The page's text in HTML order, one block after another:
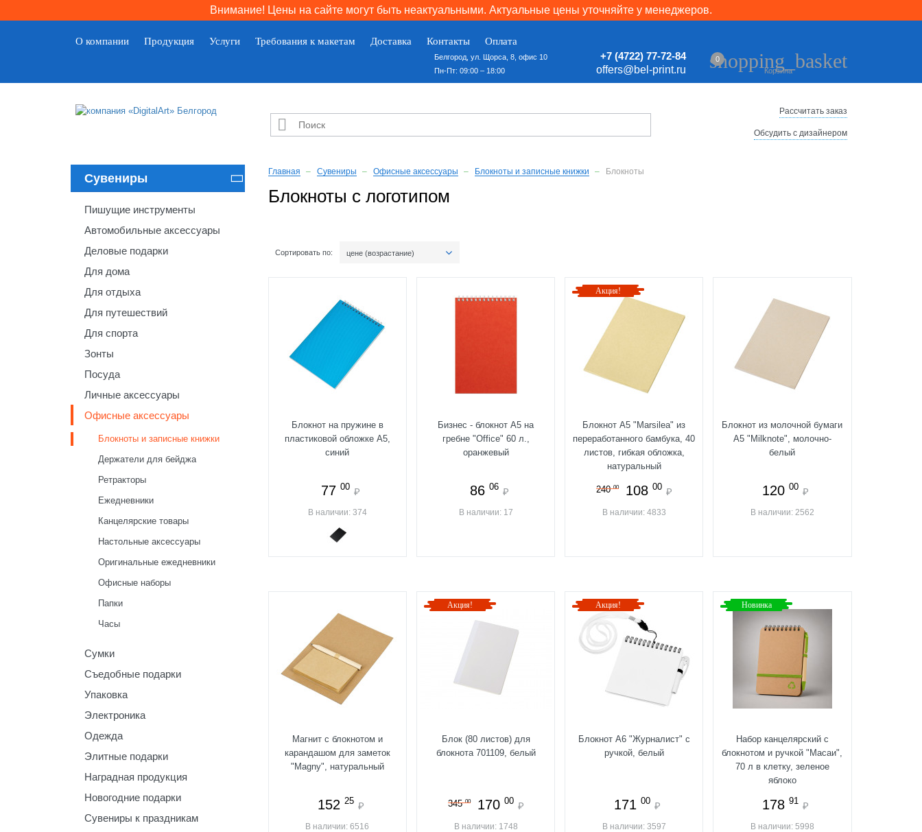
Внимание! Цены на сайте могут быть неактуальными. Актуальные цены уточняйте у менеджеров.
О компании Продукция Услуги Требования к макетам Доставка Контакты Оплата
Белгород, ул. Щорса, 8, офис 10
Пн-Пт: 09:00 – 18:00
+7 (4722) 77-72-84
offers@bel-print.ru
shopping_basket
Корзина
0

Рассчитать заказ
Обсудить с дизайнером
Сувениры 
Пишущие инструменты
Автомобильные аксессуары
Деловые подарки
Для дома
Для отдыха
Для путешествий
Для спорта
Зонты
Посуда
Личные аксессуары
Офисные аксессуары
Блокноты и записные книжки
Держатели для бейджа
Ретракторы
Ежедневники
Канцелярские товары
Настольные аксессуары
Оригинальные ежедневники
Офисные наборы
Папки
Часы
Сумки
Съедобные подарки
Упаковка
Электроника
Одежда
Элитные подарки
Наградная продукция
Новогодние подарки
Сувениры к праздникам
Главная Сувениры Офисные аксессуары Блокноты и записные книжки Блокноты
Блокноты с логотипом
Сортировать по: цене (возрастание)
Блокнот на пружине в
пластиковой обложке А5,
синий
77 00 ₽
В наличии: 374
Бизнес - блокнот А5 на
гребне "Office" 60 л.,
оранжевый
86 06 ₽
В наличии: 17
Акция!
Блокнот А5 "Marsilea" из
переработанного бамбука, 40
листов, гибкая обложка,
натуральный
240 00 108 00 ₽
В наличии: 4833
Блокнот из молочной бумаги
A5 "Milknote", молочно-
белый
120 00 ₽
В наличии: 2562
Магнит с блокнотом и
карандашом для заметок
"Magny", натуральный
152 25 ₽
В наличии: 6516
Акция!
Блок (80 листов) для
блокнота 701109, белый
345 00 170 00 ₽
В наличии: 1748
Акция!
Блокнот А6 "Журналист" с
ручкой, белый
171 00 ₽
В наличии: 3597
Новинка
Набор канцелярский с
блокнотом и ручкой "Масаи",
70 л в клетку, зеленое
яблоко
178 91 ₽
В наличии: 5998